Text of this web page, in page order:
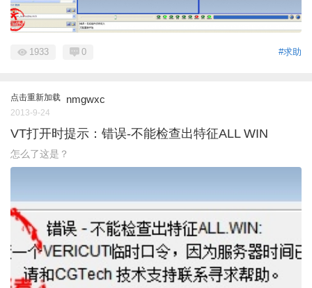
#求助
1933 0
点击重新加载 nmgwxc
2013-9-24
VT打开时提示：错误-不能检查出特征ALL WIN
怎么了这是？